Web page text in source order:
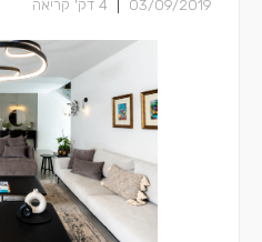
03/09/2019
4 דק' קריאה